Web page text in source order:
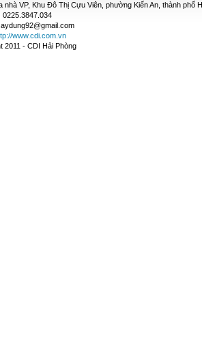
nhà VP, Khu Đô Thị Cựu Viên, phường Kiến An, thành phố
0225.3847.034
www.cdi.com.vn
2011 - CDI Hải Phòng